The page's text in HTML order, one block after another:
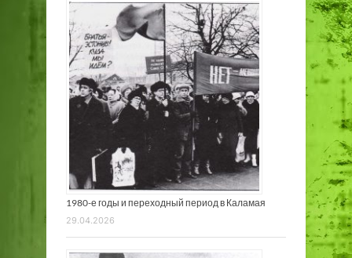
1980-е годы и переходный период в Каламая
29.04.2026